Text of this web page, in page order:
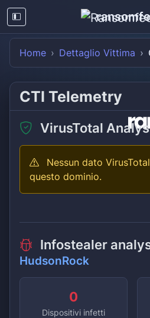
Home Dettaglio Vittima
CTI Telemetry
VirusTotal
Nessun dato
questo dominio.
Infostealer
HudsonRock
0
Dispositivi infetti